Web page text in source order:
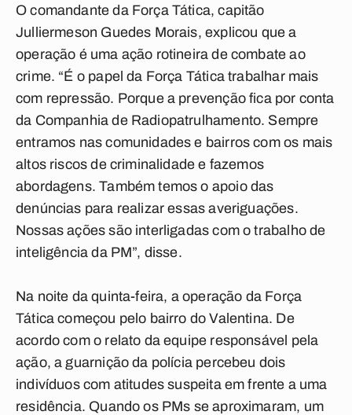
O comandante da Força Tática, capitão
Julliermeson Guedes Morais, explicou que a
operação é uma ação rotineira de combate ao
crime. “É o papel da Força Tática trabalhar mais
com repressão. Porque a prevenção fica por conta
da Companhia de Radiopatrulhamento. Sempre
entramos nas comunidades e bairros com os mais
altos riscos de criminalidade e fazemos
abordagens. Também temos o apoio das
denúncias para realizar essas averiguações.
Nossas ações são interligadas com o trabalho de
inteligência da PM”, disse.
Na noite da quinta-feira, a operação da Força
Tática começou pelo bairro do Valentina. De
acordo com o relato da equipe responsável pela
ação, a guarnição da polícia percebeu dois
indivíduos com atitudes suspeita em frente a uma
residência. Quando os PMs se aproximaram, um